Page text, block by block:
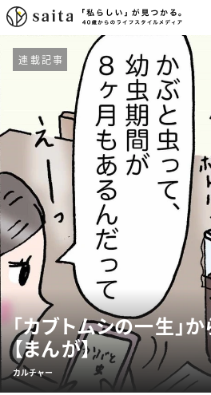
連載記事
「カブトムシの一生」
【まんが】
カルチャー